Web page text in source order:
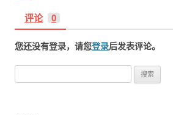
航
评论 0
您还没有登录，请您登录后发表评论。